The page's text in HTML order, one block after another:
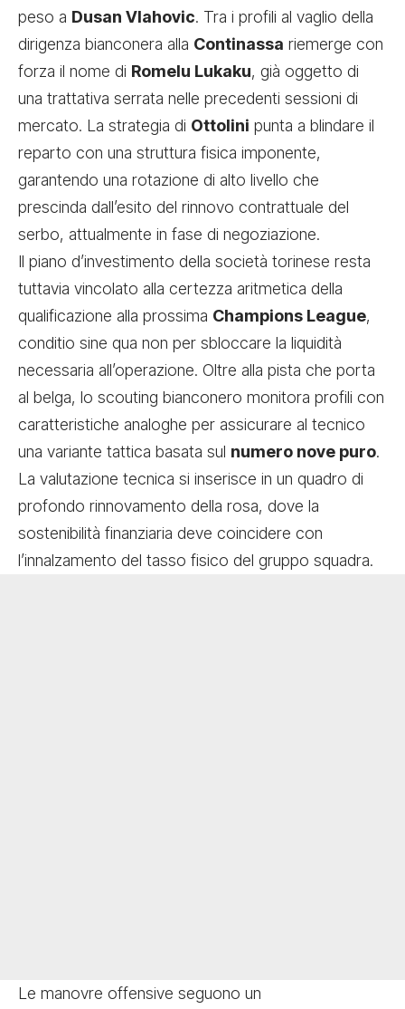
peso a Dusan Vlahovic. Tra i profili al vaglio della
dirigenza bianconera alla Continassa riemerge con
forza il nome di Romelu Lukaku, già oggetto di
una trattativa serrata nelle precedenti sessioni di
mercato. La strategia di Ottolini punta a blindare il
reparto con una struttura fisica imponente,
garantendo una rotazione di alto livello che
prescinda dall’esito del rinnovo contrattuale del
serbo, attualmente in fase di negoziazione.
Il piano d’investimento della società torinese resta
tuttavia vincolato alla certezza aritmetica della
qualificazione alla prossima Champions League,
conditio sine qua non per sbloccare la liquidità
necessaria all’operazione. Oltre alla pista che porta
al belga, lo scouting bianconero monitora profili con
caratteristiche analoghe per assicurare al tecnico
una variante tattica basata sul numero nove puro.
La valutazione tecnica si inserisce in un quadro di
profondo rinnovamento della rosa, dove la
sostenibilità finanziaria deve coincidere con
l’innalzamento del tasso fisico del gruppo squadra.
Le manovre offensive seguono un